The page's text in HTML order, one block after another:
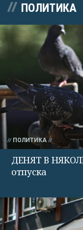
ПОЛИТИКА
ПОЛИТИКА
ДЕНЯТ В
отпуска